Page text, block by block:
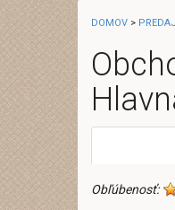
DOMOV >
Obľúbenosť: